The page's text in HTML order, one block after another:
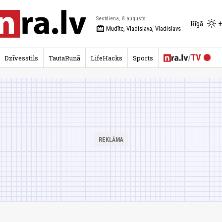
Sestdiena, 8.augusts
redeem Mudīte, Vladislava, Vladislavs
Rīgā
Dzīvesstils TautaRunā LifeHacks Sports